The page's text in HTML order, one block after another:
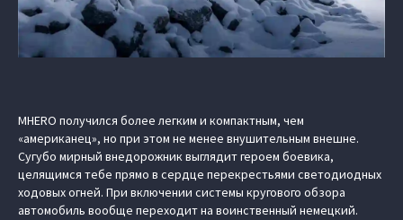
MHERO получился более легким и компактным, чем
«американец», но при этом не менее внушительным внешне.
Сугубо мирный внедорожник выглядит героем боевика,
целящимся тебе прямо в сердце перекрестьями светодиодных
ходовых огней. При включении системы кругового обзора
автомобиль вообще переходит на воинственный немецкий.